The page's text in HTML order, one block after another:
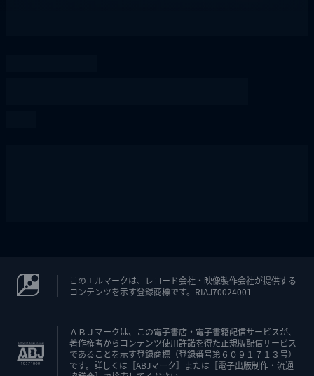
このエルマークは、レコード会社・映像製作会社が提供する
コンテンツを示す登録商標です。RIAJ70024001
ＡＢＪマークは、この電子書店・電子書籍配信サービスが、
著作権者からコンテンツ使用許諾を得た正規版配信サービス
であることを示す登録商標（登録番号第６０９１７１３号）
です。詳しくは［ABJマーク］または［電子出版制作・流通